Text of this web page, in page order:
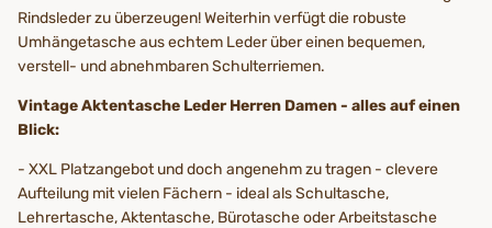
Rindsleder zu überzeugen! Weiterhin verfügt die robuste
Umhängetasche aus echtem Leder über einen bequemen,
verstell- und abnehmbaren Schulterriemen.
Vintage Aktentasche Leder Herren Damen - alles auf einen
Blick:
- XXL Platzangebot und doch angenehm zu tragen - clevere
Aufteilung mit vielen Fächern - ideal als Schultasche,
Lehrertasche, Aktentasche, Bürotasche oder Arbeitstasche